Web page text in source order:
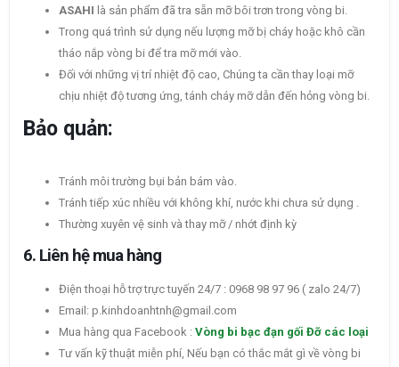
ASAHI là sản phẩm đã tra sẵn mỡ bôi trơn trong vòng bi.
Trong quá trình sử dụng nếu lượng mỡ bị cháy hoặc khô cần
tháo nắp vòng bi để tra mỡ mới vào.
Đối với những vị trí nhiệt độ cao, Chúng ta cần thay loại mỡ
chịu nhiệt độ tương ứng, tánh cháy mỡ dẫn đến hỏng vòng bi.
Bảo quản:
Tránh môi trường bụi bản bám vào.
Tránh tiếp xúc nhiều với không khí, nước khi chưa sử dụng .
Thường xuyên vệ sinh và thay mỡ / nhớt định kỳ
6. Liên hệ mua hàng
Điện thoại hỗ trợ trực tuyến 24/7 : 0968 98 97 96 ( zalo 24/7)
Email: p.kinhdoanhtnh@gmail.com
Mua hàng qua Facebook : Vòng bi bạc đạn gối Đỡ các loại
Tư vấn kỹ thuật miễn phí, Nếu bạn có thắc mắt gì về vòng bi